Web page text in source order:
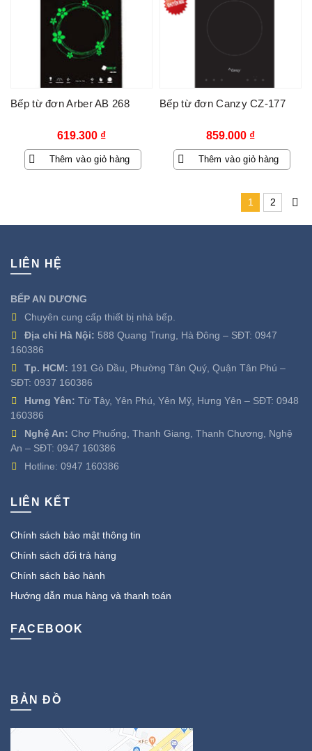
Bếp từ đơn Arber AB 268
619.300 ₫
Thêm vào giỏ hàng
Bếp từ đơn Canzy CZ-177
859.000 ₫
Thêm vào giỏ hàng
1 2
LIÊN HỆ
BẾP AN DƯƠNG
Chuyên cung cấp thiết bị nhà bếp.
Địa chỉ Hà Nội: 588 Quang Trung, Hà Đông – SĐT: 0947
160386
Tp. HCM: 191 Gò Dầu, Phường Tân Quý, Quận Tân Phú –
SĐT: 0937 160386
Hưng Yên: Từ Tây, Yên Phú, Yên Mỹ, Hưng Yên – SĐT: 0948
160386
Nghệ An: Chợ Phuống, Thanh Giang, Thanh Chương, Nghệ
An – SĐT: 0947 160386
Hotline: 0947 160386
LIÊN KẾT
Chính sách bảo mật thông tin
Chính sách đổi trả hàng
Chính sách bảo hành
Hướng dẫn mua hàng và thanh toán
FACEBOOK
BẢN ĐỒ